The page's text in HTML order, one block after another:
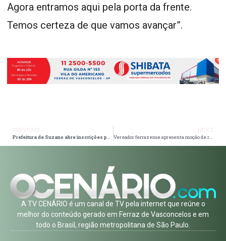
Agora entramos aqui pela porta da frente.
Temos certeza de que vamos avançar”.
Vereador ferrazense apresenta moção de repúdio à privatização da CPTM
A TV CENÁRIO é um canal de TV pela internet que reúne o
melhor do conteúdo gerado em Ferraz de Vasconcelos e em
todo o Brasil, região metropolitana de São Paulo.